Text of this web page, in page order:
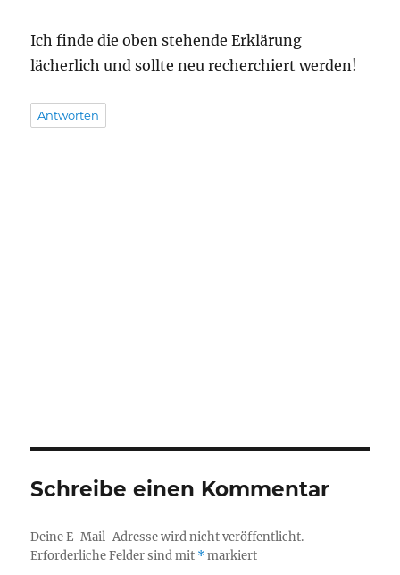
Ich finde die oben stehende Erklärung
lächerlich und sollte neu recherchiert werden!
Antworten
Schreibe einen Kommentar
Deine E-Mail-Adresse wird nicht veröffentlicht.
Erforderliche Felder sind mit *markiert